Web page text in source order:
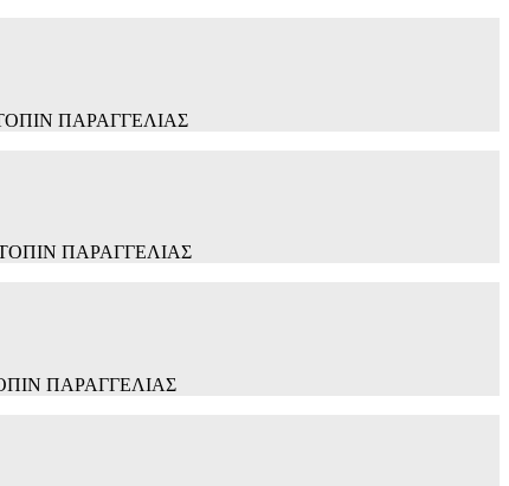
ΠΑΡΑΓΓΕΛΙΑΣ
ΚΑΤΟΠΙΝ ΠΑΡΑΓΓΕΛΙΑΣ
ΠΑΡΑΓΓΕΛΙΑΣ